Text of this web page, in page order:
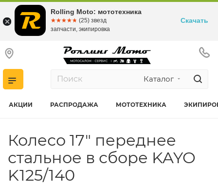
Каталог
АКЦИИ РАСПРОДАЖА МОТОТЕХНИКА
Колесо 17" переднее
стальное в сборе KAYO
K125/140
Rolling Moto: мототехника
☆☆☆☆☆
★★★★★ (25) звезд
запчасти, экипировка
Скачать